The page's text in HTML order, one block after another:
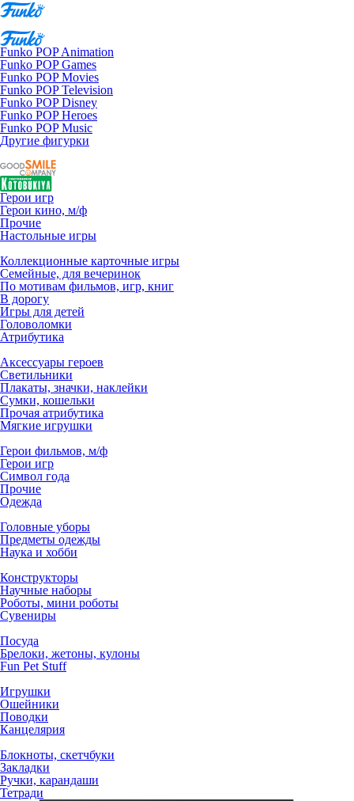
Funko POP Animation
Funko POP Games
Funko POP Movies
Funko POP Television
Funko POP Disney
Funko POP Heroes
Funko POP Music
Другие фигурки
Герои игр
Герои кино, м/ф
Прочие
Настольные игры
Коллекционные карточные игры
Семейные, для вечеринок
По мотивам фильмов, игр, книг
В дорогу
Игры для детей
Головоломки
Атрибутика
Аксессуары героев
Светильники
Плакаты, значки, наклейки
Сумки, кошельки
Прочая атрибутика
Мягкие игрушки
Герои фильмов, м/ф
Герои игр
Символ года
Прочие
Одежда
Головные уборы
Предметы одежды
Наука и хобби
Конструкторы
Научные наборы
Роботы, мини роботы
Сувениры
Посуда
Брелоки, жетоны, кулоны
Fun Pet Stuff
Игрушки
Ошейники
Поводки
Канцелярия
Блокноты, скетчбуки
Закладки
Ручки, карандаши
Тетради